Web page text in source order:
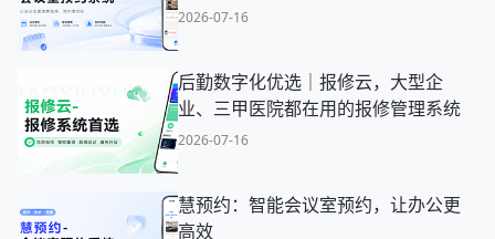
2026-07-16
后勤数字化优选｜报修云，大型企
业、三甲医院都在用的报修管理系统
2026-07-16
慧预约：智能会议室预约，让办公更
高效